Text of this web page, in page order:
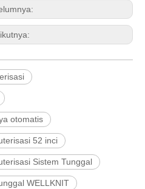
otomatis
52 inci
Sistem Tunggal
WELLKNIT